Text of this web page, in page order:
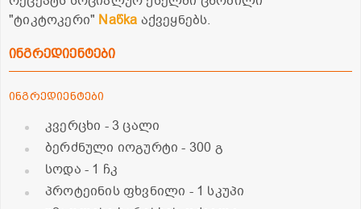
"ტიკტოკერი" Naწka აქვეყნებს.
ინგრედიენტები
ინგრედიენტები
კვერცხი - 3 ცალი
ბერძნული იოგურტი- 300 გ
სოდა - 1 ჩკ
პროტეინის ფხვნილი - 1 სკუპი